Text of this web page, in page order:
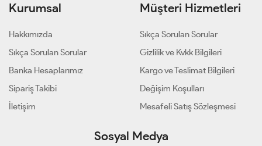
Kurumsal
Hakkımızda
Sıkça Sorulan Sorular
Banka Hesaplarımız
Sipariş Takibi
İletişim
Müşteri Hizmetleri
Sıkça Sorulan Sorular
Gizlilik ve Kvkk Bilgileri
Kargo ve Teslimat Bilgileri
Değişim Koşulları
Mesafeli Satış Sözleşmesi
Sosyal Medya